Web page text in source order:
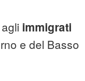
immigrati
e del Basso